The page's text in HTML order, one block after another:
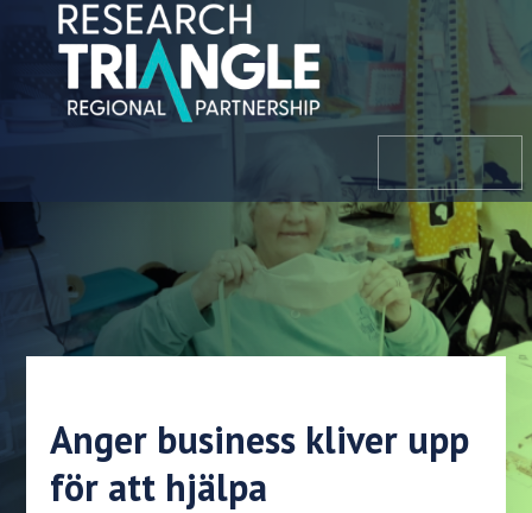
Hoppa till innehållet
meny
Anger business kliver upp
för att hjälpa